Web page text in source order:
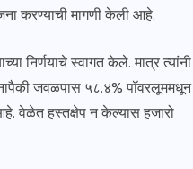
करण्याची मागणी केली आहे.
निर्णयाचे स्वागत केले. मात्र त्यांनी
जवळपास ५८.४% पॉवरलूममधून
आहे. वेळेत हस्तक्षेप न केल्यास हजारो